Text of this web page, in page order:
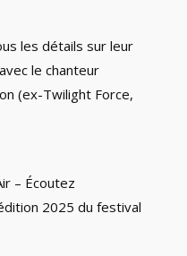
les détails sur leur
le chanteur
(ex-Twilight Force,
– Écoutez
2025 du festival